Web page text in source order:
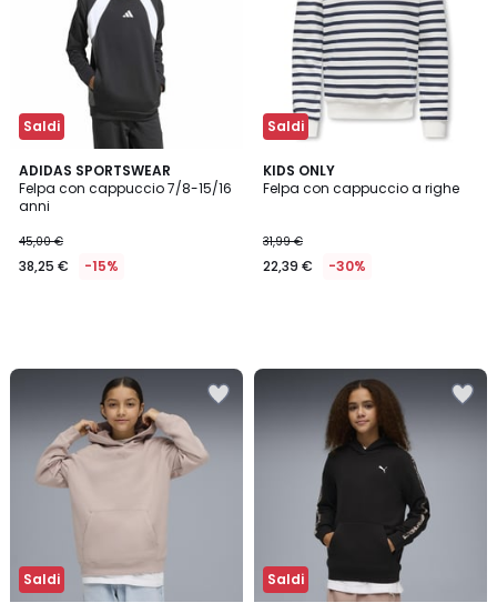
Saldi
ADIDAS SPORTSWEAR
Felpa con cappuccio 7/8-15/16
anni
45,00 €
38,25 € -15%
Saldi
KIDS ONLY
Felpa con cappuccio a righe
31,99 €
22,39 € -30%
Saldi Saldi